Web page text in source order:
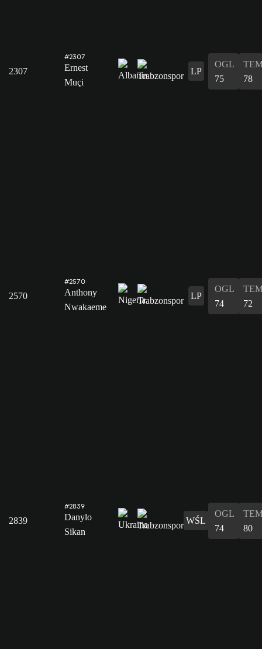
2307
#2307
Ernest
Muçi
LP
OGL
75
78
2570
#2570
Anthony
Nwakaeme
LP
OGL
74
72
2839
#2839
Danylo
Sikan
WŚL
OGL
74
80